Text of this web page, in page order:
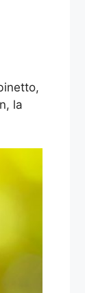
la